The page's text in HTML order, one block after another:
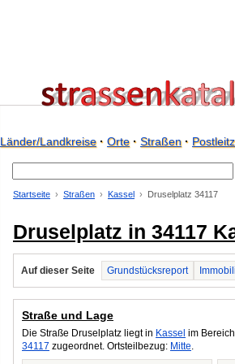
Länder/Landkreise· Orte· Straßen·
Startseite Straßen Kassel Druselplatz 34117
Druselplatz in 34117
Auf dieser Seite Grundstücksreport
Straße und Lage
Die Straße Druselplatz liegt in Kassel im
34117 zugeordnet. Ortsteilbezug: Mitte.